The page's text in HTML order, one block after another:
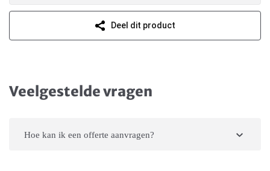
Deel dit product
Veelgestelde vragen
Hoe kan ik een offerte aanvragen?